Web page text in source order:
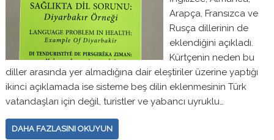
Arapça, Fransızca ve
Rusça dillerinin de
eklendiğini açıkladı.
Kürtçenin neden bu
diller arasında yer almadığına dair eleştiriler üzerine yaptığı
ikinci açıklamada ise sisteme beş dilin eklenmesinin Türk
vatandaşları için değil, turistler ve yabancı uyruklu…
DAHA FAZLASINI OKUYUN